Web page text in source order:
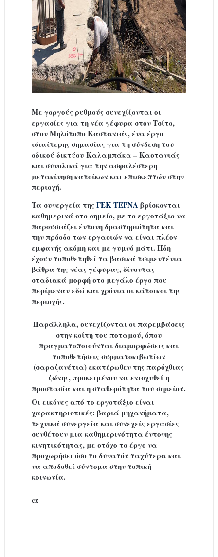
Με γοργούς ρυθμούς συνεχίζονται οι
εργασίες για τη νέα γέφυρα στον Τσίτο,
στον Μηλότοπο Καστανιάς, ένα έργο
ιδιαίτερης σημασίας για τη σύνδεση του
οδικού δικτύου Καλαμπάκα – Καστανιάς
και συνολικά για την ασφαλέστερη
μετακίνηση κατοίκων και επισκεπτών στην
περιοχή.
Τα συνεργεία της ΓΕΚ ΤΕΡΝΑβρίσκονται
καθημερινά στο σημείο, με το εργοτάξιο να
παρουσιάζει έντονη δραστηριότητα και
την πρόοδο των εργασιών να είναι πλέον
εμφανής ακόμη και με γυμνό μάτι. Ήδη
έχουν τοποθετηθεί τα βασικά τσιμεντένια
βάθρα της νέας γέφυρας, δίνοντας
σταδιακά μορφή στο μεγάλο έργο που
περίμεναν εδώ και χρόνια οι κάτοικοι της
περιοχής.
Παράλληλα, συνεχίζονται οι παρεμβάσεις
στην κοίτη του ποταμού, όπου
πραγματοποιούνται διαμορφώσεις και
τοποθετήσεις συρματοκιβωτίων
(σαραζανέτια) εκατέρωθεν της παρόχθιας
ζώνης, προκειμένου να ενισχυθεί η
προστασία και η σταθερότητα του σημείου.
Οι εικόνες από το εργοτάξιο είναι
χαρακτηριστικές: βαριά μηχανήματα,
τεχνικά συνεργεία και συνεχείς εργασίες
συνθέτουν μια καθημερινότητα έντονης
κινητικότητας, με στόχο το έργο να
προχωρήσει όσο το δυνατόν ταχύτερα και
να αποδοθεί σύντομα στην τοπική
κοινωνία.
cz